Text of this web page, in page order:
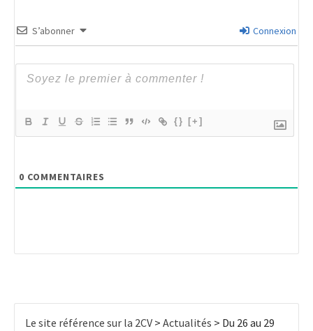
S’abonner Connexion
{} [+]
0 COMMENTAIRES
Le site référence sur la 2CV > Actualités > Du 26 au 29